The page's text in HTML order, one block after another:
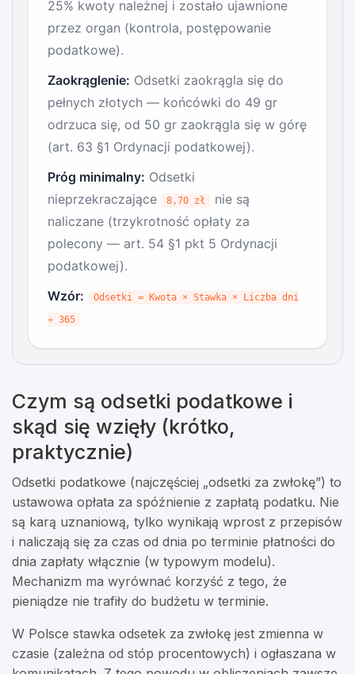
25% kwoty należnej i zostało ujawnione
przez organ (kontrola, postępowanie
podatkowe).
Zaokrąglenie: Odsetki zaokrągla się do
pełnych złotych — końcówki do 49 gr
odrzuca się, od 50 gr zaokrągla się w górę
(art. 63 §1 Ordynacji podatkowej).
Próg minimalny: Odsetki
nieprzekraczające
8,70 zł
nie są
naliczane (trzykrotność opłaty za
polecony — art. 54 §1 pkt 5 Ordynacji
podatkowej).
Wzór:
Odsetki = Kwota × Stawka × Liczba dni
÷ 365
Czym są odsetki podatkowe i
skąd się wzięły (krótko,
praktycznie)
Odsetki podatkowe (najczęściej „odsetki za zwłokę”) to
ustawowa opłata za spóźnienie z zapłatą podatku. Nie
są karą uznaniową, tylko wynikają wprost z przepisów
i naliczają się za czas od dnia po terminie płatności do
dnia zapłaty włącznie (w typowym modelu).
Mechanizm ma wyrównać korzyść z tego, że
pieniądze nie trafiły do budżetu w terminie.
W Polsce stawka odsetek za zwłokę jest zmienna w
czasie (zależna od stóp procentowych) i ogłaszana w